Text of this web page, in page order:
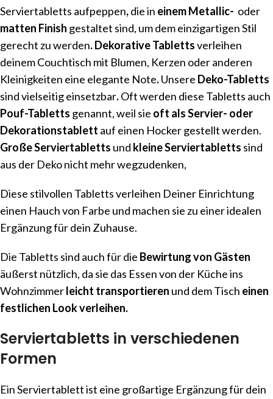
Serviertabletts aufpeppen,die in einem Metallic- oder
matten Finish gestaltet sind, um dem einzigartigen Stil
gerecht zu werden. Dekorative Tablettsverleihen
deinem Couchtisch mit Blumen, Kerzen oder anderen
Kleinigkeiten eine elegante Note.Unsere Deko-Tabletts
sind vielseitig einsetzbar.Oft werden diese Tabletts auch
Pouf-Tabletts genannt, weil sie oft als Servier- oder
Dekorationstablett auf einen Hocker gestellt werden.
Große Serviertabletts und kleine Serviertabletts sind
aus der Deko nicht mehr wegzudenken,
Diese stilvollen Tabletts verleihen Deiner Einrichtung
einen Hauch von Farbe und machen sie zu einer idealen
Ergänzung für dein Zuhause.
Die Tabletts sind auch für die Bewirtung von Gästen
äußerst nützlich, da sie das Essen von der Küche ins
Wohnzimmerleicht transportieren und dem Tisch einen
festlichen Look verleihen.
Serviertabletts in verschiedenen
Formen
Ein Serviertablett ist eine großartige Ergänzung für dein